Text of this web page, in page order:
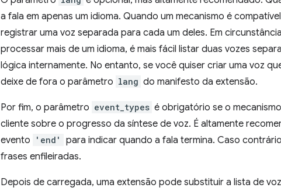
a fala em apenas um idioma. Quando um mecanismo é
registrar uma voz separada para cada um deles. Em
processar mais de um idioma, é mais fácil listar duas vozes
lógica internamente. No entanto, se você quiser criar uma voz
deixe de fora o parâmetro lang do manifesto da extensão.
Por fim, o parâmetro event_types é obrigatório se o
cliente sobre o progresso da síntese de voz. É altamente
evento
'end'
para indicar quando a fala termina. Caso
frases enfileiradas.
Depois de carregada, uma extensão pode substituir a lista de